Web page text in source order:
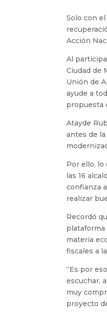
Solo con
Acción
Al
Ciudad de
Unión de
ayude a
propuesta
Atayde
antes de
Por ello, lo
las 16
confianza
realizar
Recordó
materia
fiscales a
“Es por
escuchar,
muy
proyecto